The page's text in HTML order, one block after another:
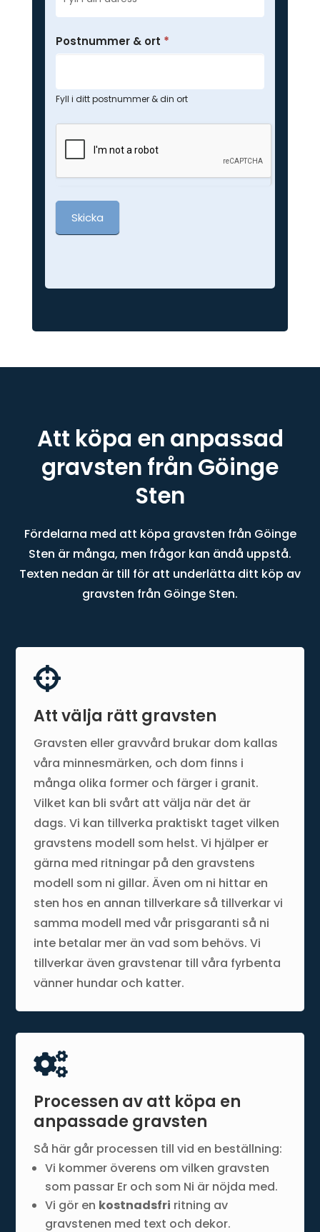
Postnummer & ort *
Fyll i ditt postnummer & din ort
Skicka
Att köpa en anpassad
gravsten från Göinge
Sten
Fördelarna med att köpa gravsten från Göinge
Sten är många, men frågor kan ändå uppstå.
Texten nedan är till för att underlätta ditt köp av
gravsten från Göinge Sten.

Att välja rätt gravsten
Gravsten eller gravvård brukar dom kallas
våra minnesmärken, och dom finns i
många olika former och färger i granit.
Vilket kan bli svårt att välja när det är
dags. Vi kan tillverka praktiskt taget vilken
gravstens modell som helst. Vi hjälper er
gärna med ritningar på den gravstens
modell som ni gillar. Även om ni hittar en
sten hos en annan tillverkare så tillverkar vi
samma modell med vår prisgaranti så ni
inte betalar mer än vad som behövs. Vi
tillverkar även gravstenar till våra fyrbenta
vänner hundar och katter.

Processen av att köpa en
anpassade gravsten
Så här går processen till vid en beställning:
Vi kommer överens om vilken gravsten
som passar Er och som Ni är nöjda med.
Vi gör en kostnadsfri ritning av
gravstenen med text och dekor.